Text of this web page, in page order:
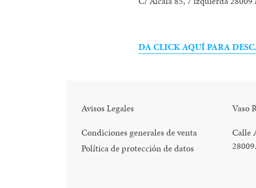
DA CLICK AQUÍ PARA
Avisos Legales
Condiciones generales de venta
Política de protección de datos
Vaso
Calle